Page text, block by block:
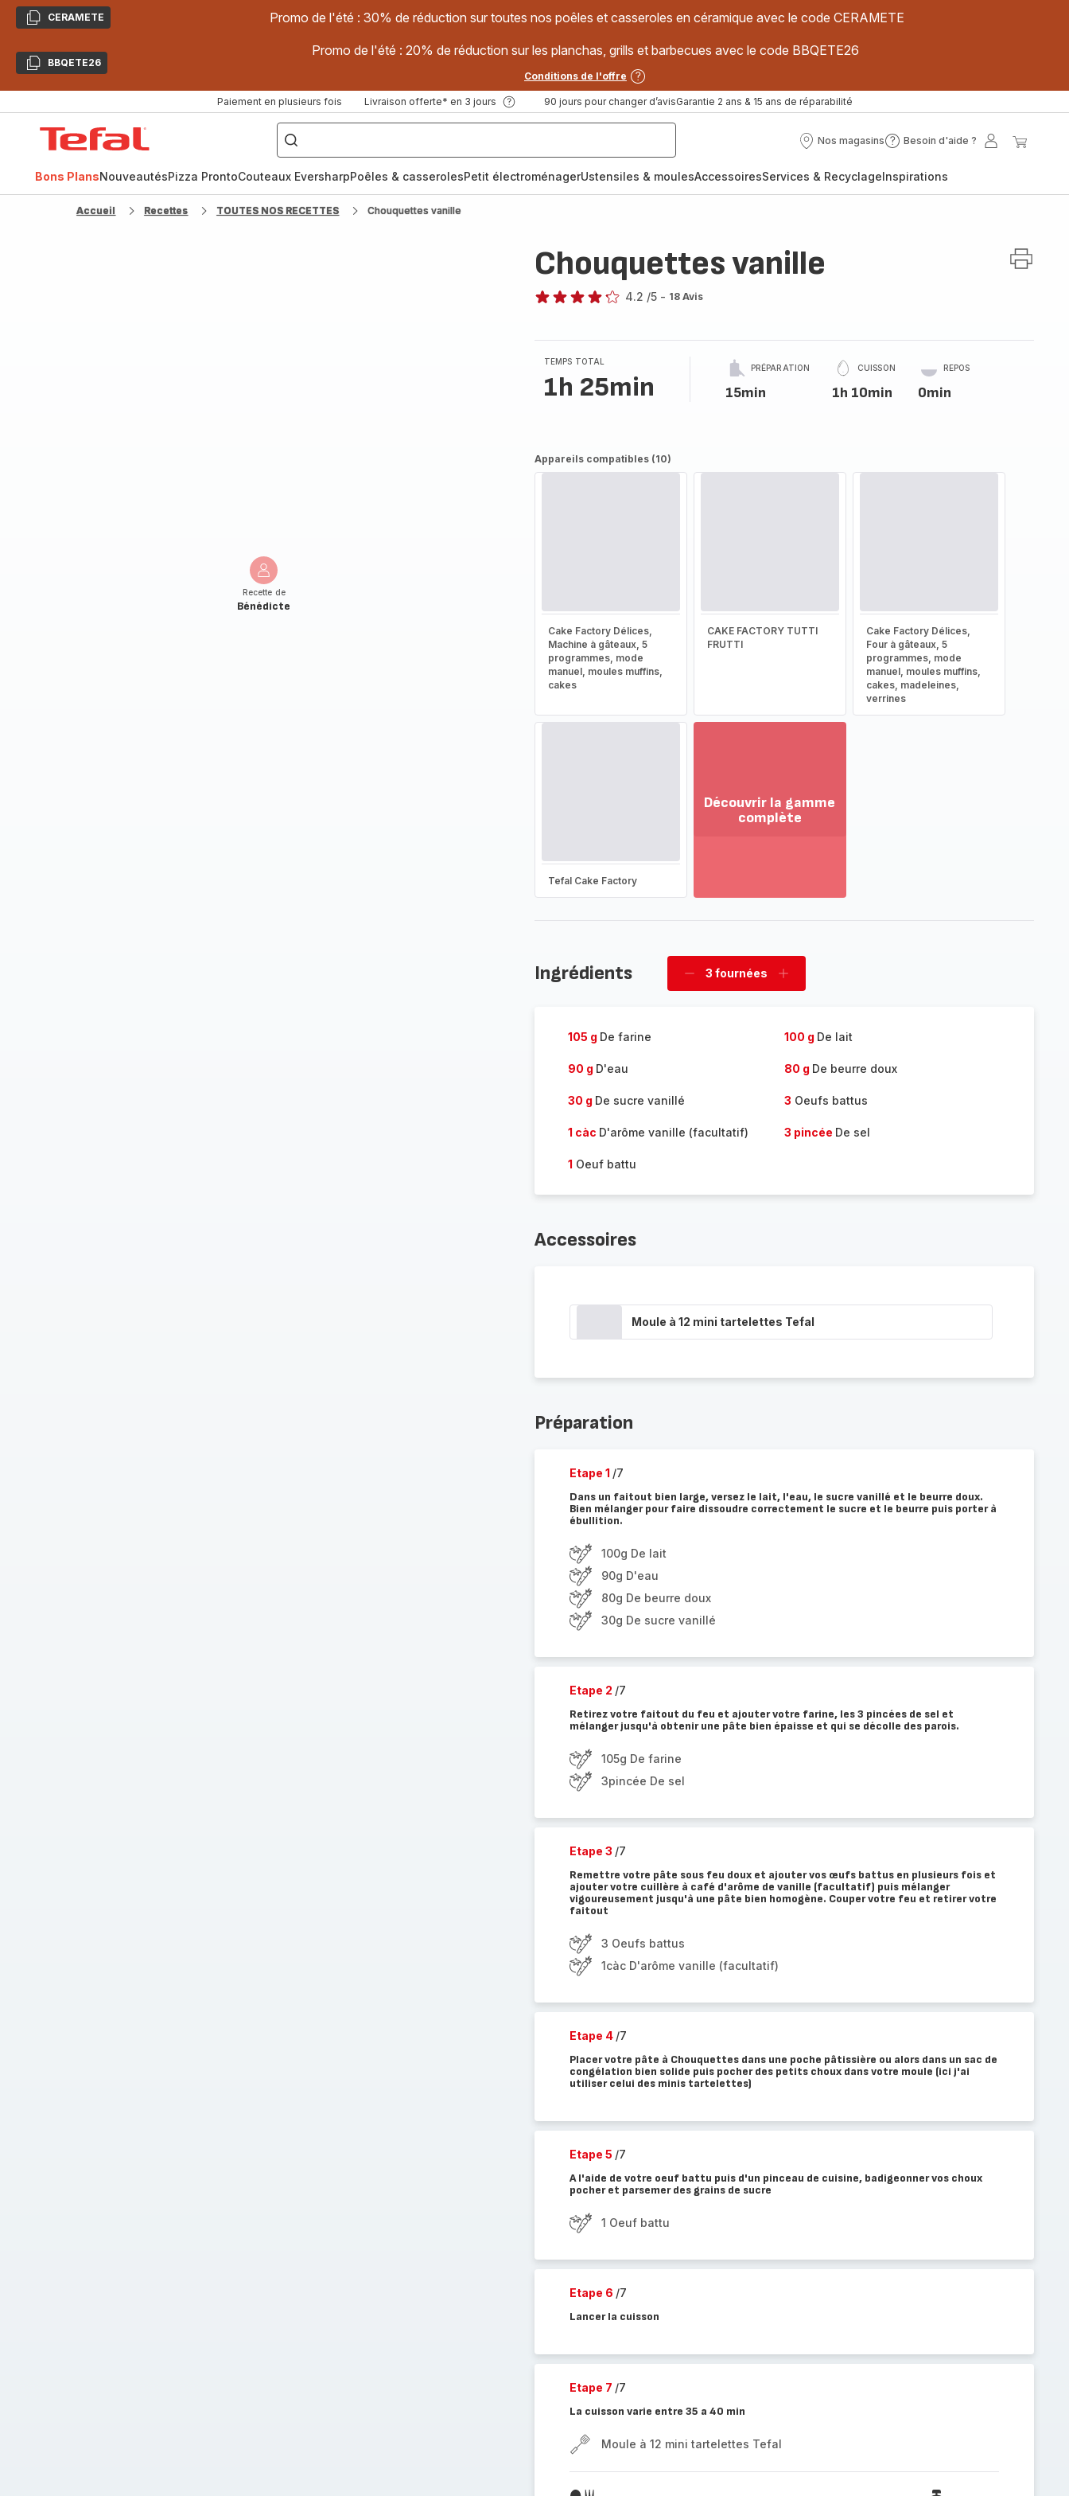
CopierCERAMETE Promo de l'été : 30% de réduction sur toutes nos poêles et casseroles en céramique avec le code CERAMETE
CopierBBQETE26
Promo de l'été : 20% de réduction sur les planchas, grills et barbecues avec le code BBQETE26
Conditions de l'offre
Paiement en plusieurs fois Livraison offerte* en 3 jours 90 jours pour changer d’avisGarantie 2 ans & 15 ans de réparabilité
["Poêles
inox,
Cake
Factory,
Nos magasins
Nos
Besoin d'aide ?
Besoin
?
Mon
Bons PlansNouveautésPizza ProntoCouteaux EversharpPoêles & casserolesPetit électroménagerUstensiles & moulesAccessoiresServices & RecyclageInspirations
Accueil Recettes TOUTES NOS RECETTES Chouquettes vanille
Recette de
Bénédicte
Chouquettes vanille
4.2 /5 - 18 Avis
TEMPS TOTAL
1h 25min
PRÉPARATION
15min
CUISSON
1h 10min
REPOS
0min
Appareils compatibles (10)
Cake Factory Délices,
Machine à gâteaux, 5
programmes, mode
manuel, moules muffins,
cakes
CAKE FACTORY TUTTI
FRUTTI
Cake Factory Délices,
Four à gâteaux, 5
programmes, mode
manuel, moules muffins,
cakes, madeleines,
verrines
Tefal Cake Factory
Découvrir la gamme
complète
la
Ingrédients
Supprimer
3 fournées
Ajouter
105 g De farine 100 g De lait
90 g D'eau 80 g De beurre doux
30 g De sucre vanillé 3 Oeufs battus
1 càc D'arôme vanille (facultatif) 3 pincée De sel
1 Oeuf battu
Accessoires
Moule à 12 mini tartelettes Tefal
Préparation
Etape 1 /7
Dans un faitout bien large, versez le lait, l'eau, le sucre vanillé et le beurre doux.
Bien mélanger pour faire dissoudre correctement le sucre et le beurre puis porter à
ébullition.
100g De lait
90g D'eau
80g De beurre doux
30g De sucre vanillé
Etape 2 /7
Retirez votre faitout du feu et ajouter votre farine, les 3 pincées de sel et
mélanger jusqu'à obtenir une pâte bien épaisse et qui se décolle des parois.
105g De farine
3pincée De sel
Etape 3 /7
Remettre votre pâte sous feu doux et ajouter vos œufs battus en plusieurs fois et
ajouter votre cuillère à café d'arôme de vanille (facultatif) puis mélanger
vigoureusement jusqu'à une pâte bien homogène. Couper votre feu et retirer votre
faitout
3 Oeufs battus
1càc D'arôme vanille (facultatif)
Etape 4 /7
Placer votre pâte à Chouquettes dans une poche pâtissière ou alors dans un sac de
congélation bien solide puis pocher des petits choux dans votre moule (ici j'ai
utiliser celui des minis tartelettes)
Etape 5 /7
A l'aide de votre oeuf battu puis d'un pinceau de cuisine, badigeonner vos choux
pocher et parsemer des grains de sucre
1 Oeuf battu
Etape 6 /7
Lancer la cuisson
Etape 7 /7
La cuisson varie entre 35 a 40 min
Moule à 12 mini tartelettes Tefal